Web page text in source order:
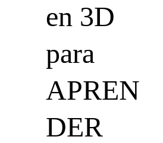
en 3D
para
APREN
DER